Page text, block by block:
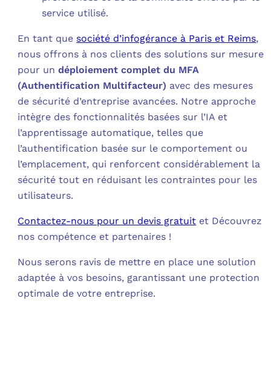
service utilisé.
En tant que société d’infogérance à Paris et Reims,
nous offrons à nos clients des solutions sur mesure
pour undéploiement complet du MFA
(Authentification Multifacteur) avec des mesures
de sécurité d’entreprise avancées. Notre approche
intègre des fonctionnalités basées sur l’IA et
l’apprentissage automatique, telles que
l’authentification basée sur le comportement ou
l’emplacement, qui renforcent considérablement la
sécurité tout en réduisant les contraintes pour les
utilisateurs.
Contactez-nous pour un devis gratuit et Découvrez
nos compétence et partenaires !
Nous serons ravis de mettre en place une solution
adaptée à vos besoins, garantissant une protection
optimale de votre entreprise.